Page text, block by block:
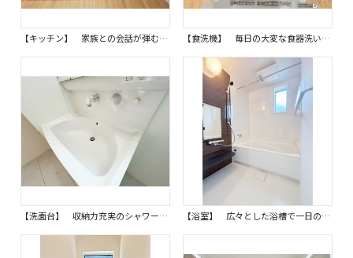
【キッチン】 家族との会話が弾む対面式のキッチン。料理をしながらリビング見渡せる嬉しい安心設計です。 子育て世代にも嬉しい、家族の繋がりを育む空間となるでしょう。同仕様写真。 【食洗機】 毎日の大変な食器洗いの手間を省いてくれる強い味方、ビルトイン食器洗浄機を完備しています。 忙しい日々の家事を強力にサポートし、家族と過ごす時間を増やせる嬉しい設備です。同仕様写真。
【洗面台】 収納力充実のシャワー付三面鏡洗面台は、朝の身支度もスムーズに行える機能的なデザインです。 ミラー裏収納も活用でき、化粧品や洗面用品などもすっきりと片付きます。同仕様写真。 【浴室】 広々とした浴槽で一日の疲れを癒すことができ、小窓で自然乾燥もできる衛生的で快適な浴室です。 浴室乾燥機も完備しているので、いつでも快適なバスタイムを過ごせます。同仕様写真。